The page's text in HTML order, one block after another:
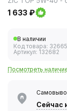
1 633 ₽
В наличии
Код товара:
Артикул: 132682
Посмотреть
Сейчас